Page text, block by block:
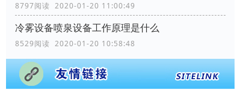
8797阅读 2020-01-20 11:00:49
冷雾设备喷泉设备工作原理是什么
8529阅读 2020-01-20 10:58:48